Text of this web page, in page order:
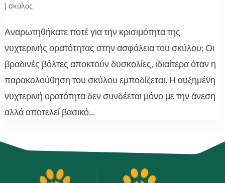
| σκύλος
Αναρωτηθήκατε ποτέ για την κρισιμότητα της
νυχτερινής ορατότητας στην ασφάλεια του σκύλου; Οι
βραδινές βόλτες αποκτούν δυσκολίες, ιδιαίτερα όταν η
παρακολούθηση του σκύλου εμποδίζεται. Η αυξημένη
νυχτερινή ορατότητα δεν συνδέεται μόνο με την άνεση
αλλά αποτελεί βασικό...